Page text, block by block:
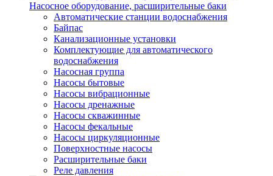
Насосное оборудование, расширительные баки
Автоматические станции водоснабжения
Байпас
Канализационные установки
Комплектующие для автоматического
водоснабжения
Насосная группа
Насосы бытовые
Насосы вибрационные
Насосы дренажные
Насосы скважинные
Насосы фекальные
Насосы циркуляционные
Поверхностные насосы
Расширительные баки
Реле давления